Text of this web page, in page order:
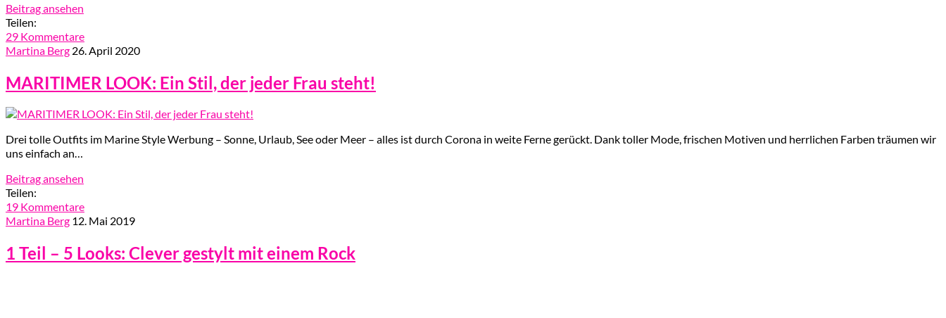
Beitrag ansehen
Teilen:
29 Kommentare
Martina Berg 26. April 2020
MARITIMER LOOK: Ein Stil, der jeder Frau steht!
Drei tolle Outfits im Marine Style Werbung – Sonne, Urlaub, See oder Meer – alles ist durch Corona in weite Ferne gerückt. Dank toller Mode, frischen Motiven und herrlichen Farben träumen wir
uns einfach an…
Beitrag ansehen
Teilen:
19 Kommentare
Martina Berg 12. Mai 2019
1 Teil – 5 Looks: Clever gestylt mit einem Rock